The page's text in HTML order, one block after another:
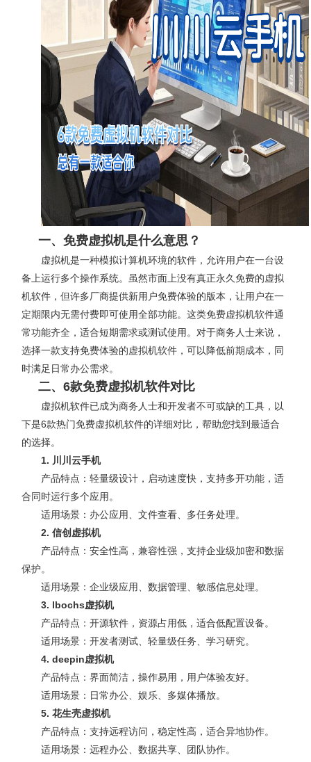
一、免费虚拟机是什么意思？
虚拟机是一种模拟计算机环境的软件，允许用户在一台设
备上运行多个操作系统。虽然市面上没有真正永久免费的虚拟
机软件，但许多厂商提供新用户免费体验的版本，让用户在一
定期限内无需付费即可使用全部功能。这类免费虚拟机软件通
常功能齐全，适合短期需求或测试使用。对于商务人士来说，
选择一款支持免费体验的虚拟机软件，可以降低前期成本，同
时满足日常办公需求。
二、6款免费虚拟机软件对比
虚拟机软件已成为商务人士和开发者不可或缺的工具，以
下是6款热门免费虚拟机软件的详细对比，帮助您找到最适合
的选择。
1. 川川云手机
产品特点：轻量级设计，启动速度快，支持多开功能，适
合同时运行多个应用。
适用场景：办公应用、文件查看、多任务处理。
2. 信创虚拟机
产品特点：安全性高，兼容性强，支持企业级加密和数据
保护。
适用场景：企业级应用、数据管理、敏感信息处理。
3. lbochs虚拟机
产品特点：开源软件，资源占用低，适合低配置设备。
适用场景：开发者测试、轻量级任务、学习研究。
4. deepin虚拟机
产品特点：界面简洁，操作易用，用户体验友好。
适用场景：日常办公、娱乐、多媒体播放。
5. 花生壳虚拟机
产品特点：支持远程访问，稳定性高，适合异地协作。
适用场景：远程办公、数据共享、团队协作。